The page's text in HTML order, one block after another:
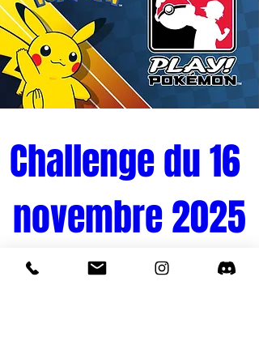
Challenge du 16
novembre 2025
Tournoi Pokémon